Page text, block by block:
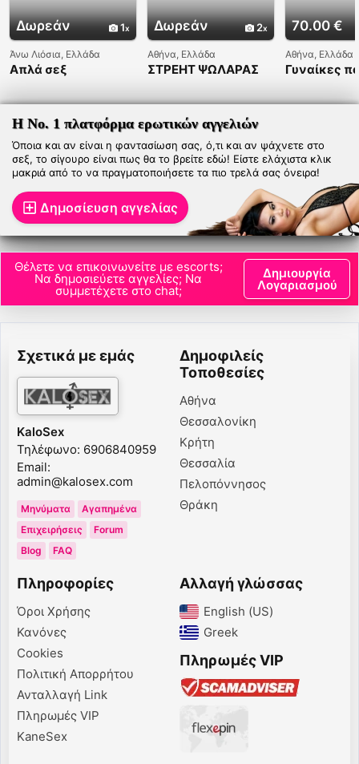
Δωρεάν 1
Άνω Λιόσια, Ελλάδα
Απλά σεξ
Δωρεάν 2
Αθήνα, Ελλάδα
ΣΤΡΕΗΤ ΨΩΛΑΡΑΣ
ΖΕΥΓΑΡΙΑ! ΑΜΕΣΑ ,
ΚΑΘΑΡΑ ΚΑΙ
ΕΧΕΜΥΘΑ!
70.00 €
Αθήνα, Ελλάδα
Γυναίκες
Η Νο. 1 πλατφόρμα ερωτικών αγγελιών
Όποια και αν είναι η φαντασίωση σας, ό,τι και αν ψάχνετε στο
σεξ, το σίγουρο είναι πως θα το βρείτε εδώ! Είστε ελάχιστα κλικ
μακριά από το να πραγματοποιήσετε τα πιο τρελά σας όνειρα!
Δημοσίευση αγγελίας
Θέλετε να επικοινωνείτε με escorts;
Να δημοσιεύετε αγγελίες; Να
συμμετέχετε στο chat;
Δημιουργία
Λογαριασμού
Σχετικά με εμάς
KaloSex
Τηλέφωνο: 6906840959
Email:
admin@kalosex.com
Μηνύματα
Αγαπημένα
Επιχειρήσεις
Forum
Blog
FAQ
Δημοφιλείς
Τοποθεσίες
Αθήνα
Θεσσαλονίκη
Κρήτη
Θεσσαλία
Πελοπόννησος
Θράκη
Πληροφορίες
Όροι Χρήσης
Κανόνες
Cookies
Πολιτική Απορρήτου
Ανταλλαγή Link
Πληρωμές VIP
KaneSex
Αλλαγή γλώσσας
English (US)‎
Greek‎
Πληρωμές VIP